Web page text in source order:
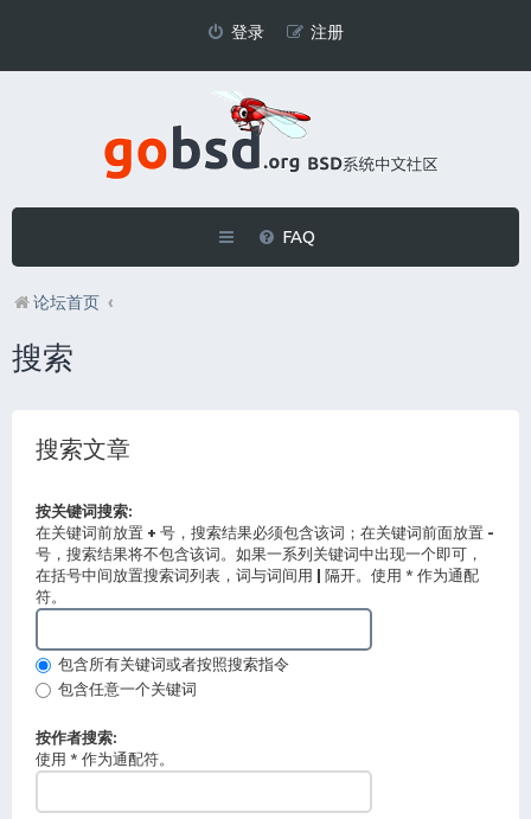
登录 注册
FAQ
论坛首页
搜索
搜索文章
按关键词搜索:
在关键词前放置 + 号，搜索结果必须包含该词；在关键词前面放置 -
号，搜索结果将不包含该词。如果一系列关键词中出现一个即可，
在括号中间放置搜索词列表，词与词间用
隔开。使用 * 作为通配
符。
包含所有关键词或者按照搜索指令
包含任意一个关键词
按作者搜索:
使用 * 作为通配符。